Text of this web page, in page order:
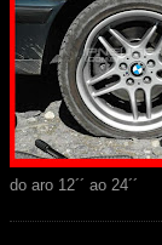
do aro 12´´ ao 24´´